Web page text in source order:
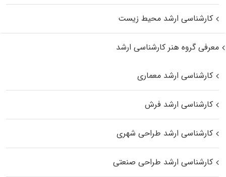
کارشناسی ارشد محیط زیست
معرفی گروه هنر کارشناسی ارشد
کارشناسی ارشد معماری
کارشناسی ارشد فرش
کارشناسی ارشد طراحی شهری
کارشناسی ارشد طراحی صنعتی